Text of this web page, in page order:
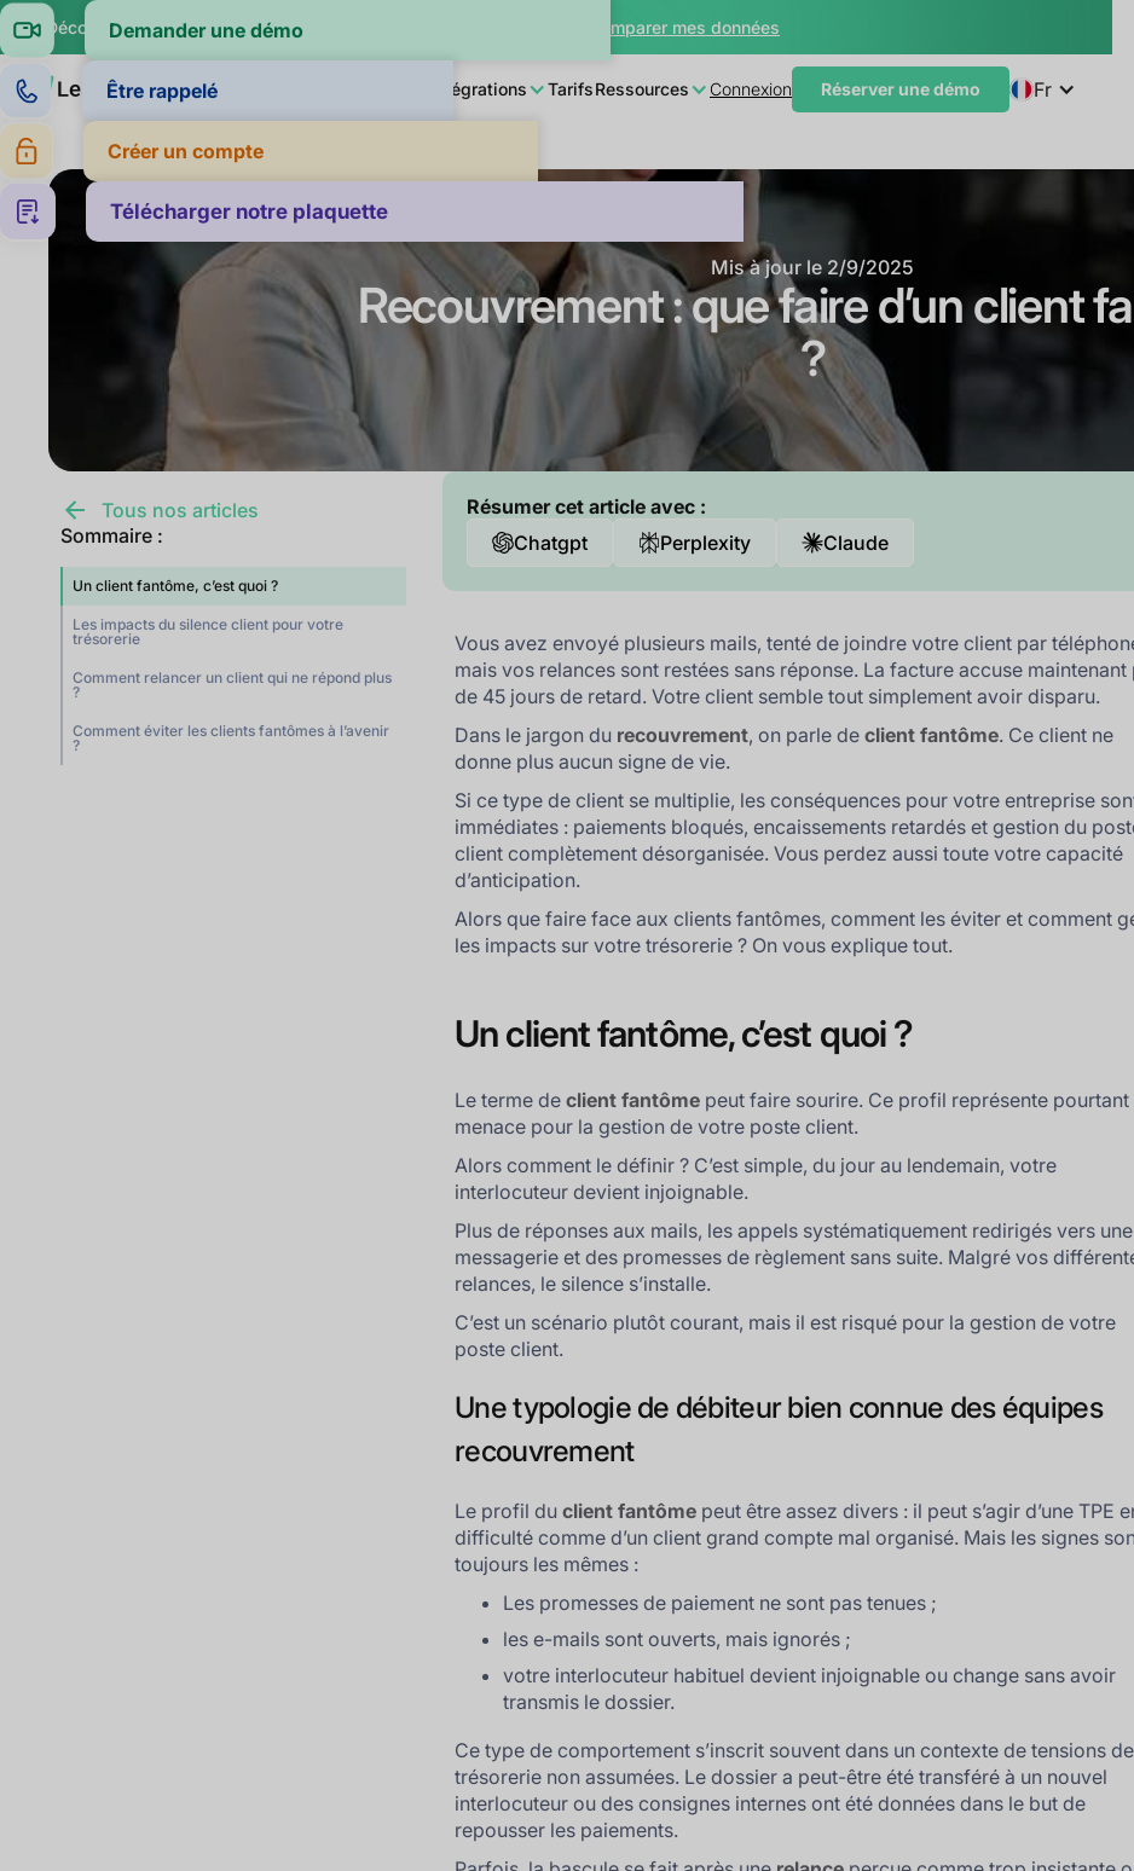
🔍 Découvrez si vos clients paient dans la moyenne de leur secteur Comparer mes données
Produit Intégrations TarifsRessources Connexion Réserver une démo Fr
Demander une démo
Être rappelé
Créer un compte
Télécharger notre plaquette
Mis à jour le 2/9/2025
Recouvrement : que faire d’un client
?
Tous nos articles
Sommaire :
Un client fantôme, c’est quoi ?
Les impacts du silence client pour votre
trésorerie
Comment relancer un client qui ne répond plus
?
Comment éviter les clients fantômes à l’avenir
?
Résumer cet article avec :
Chatgpt
Perplexity Claude
Vous avez envoyé plusieurs mails, tenté de joindre votre client par
mais vos relances sont restées sans réponse. La facture accuse maintenant
de 45 jours de retard. Votre client semble tout simplement avoir disparu.
Dans le jargon du recouvrement, on parle declient fantôme. Ce client ne
donne plus aucun signe de vie.
Si ce type de client se multiplie, les conséquences pour votre entreprise
immédiates : paiements bloqués, encaissements retardés et gestion du
client complètement désorganisée. Vous perdez aussi toute votre capacité
d’anticipation.
Alors que faire face aux clients fantômes, comment les éviter et comment
les impacts sur votre trésorerie ? On vous explique tout.
Un client fantôme, c’est quoi ?
Le terme declient fantôme peut faire sourire. Ce profil représente pourtant
menace pour la gestion de votre poste client.
Alors comment le définir ? C’est simple, du jour au lendemain, votre
interlocuteur devient injoignable.
Plus de réponses aux mails, les appels systématiquement redirigés vers une
messagerie et des promesses de règlement sans suite. Malgré vos
relances, le silence s’installe.
C’est un scénario plutôt courant, mais il est risqué pour la gestion de votre
poste client.
Une typologie de débiteur bien connue des équipes
recouvrement
Le profil duclient fantôme peut être assez divers : il peut s’agir d’une TPE
difficulté comme d’un client grand compte mal organisé. Mais les signes
toujours les mêmes :
Les promesses de paiement ne sont pas tenues ;
les e-mails sont ouverts, mais ignorés ;
votre interlocuteur habituel devient injoignable ou change sans avoir
transmis le dossier.
Ce type de comportement s’inscrit souvent dans un contexte de tensions de
trésorerie non assumées. Le dossier a peut-être été transféré à un nouvel
interlocuteur ou des consignes internes ont été données dans le but de
repousser les paiements.